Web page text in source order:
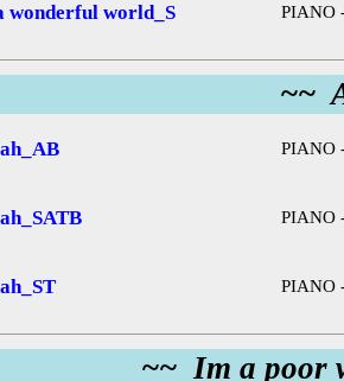
wonderful world_S PIANO
~~
PIANO
PIANO
PIANO
~~ Im a poor